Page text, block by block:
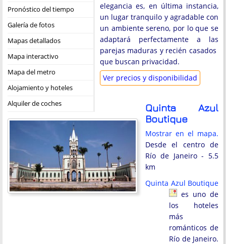
Pronóstico del tiempo
Galería de fotos
Mapas detallados
Mapa interactivo
Mapa del metro
Alojamiento y hoteles
Alquiler de coches
elegancia es, en última instancia,
un lugar tranquilo y agradable con
un ambiente sereno, por lo que se
adaptará perfectamente a las
parejas maduras y recién casados ​​
que buscan privacidad.
Ver precios y disponibilidad
Quinta Azul
Boutique
Mostrar en el mapa.
Desde el centro de
Río de Janeiro - 5.5
km
Quinta Azul Boutique
es uno de
los hoteles
más
románticos de
Río de Janeiro.